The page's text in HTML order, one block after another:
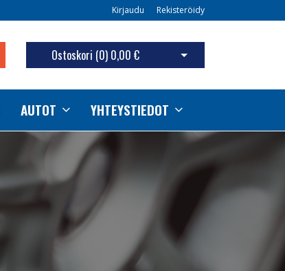
Kirjaudu Rekisteröidy
Ostoskori (0) 0,00 € Avaa ostoskori
AUTOT YHTEYSTIEDOT